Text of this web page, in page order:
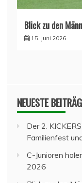
Blick zu den
15. Juni 2026
NEUESTE
Der 2.
Familienfest
C-Junioren
2026